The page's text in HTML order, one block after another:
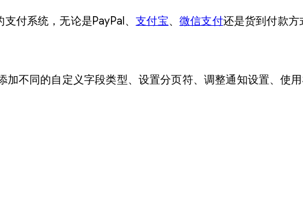
数
付系统，无论是PayPal、支付宝、微信支付还是货到付款方
不同的自定义字段类型、设置分页符、调整通知设置、使用